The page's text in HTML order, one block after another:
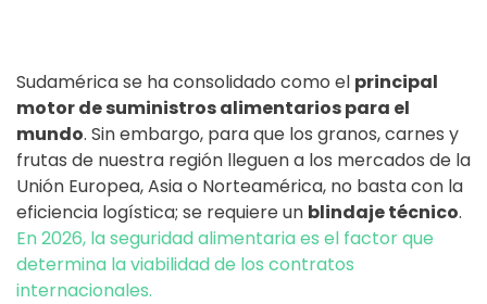
Sudamérica se ha consolidado como el principal
motor de suministros alimentarios para el
mundo. Sin embargo, para que los granos, carnes y
frutas de nuestra región lleguen a los mercados de la
Unión Europea, Asia o Norteamérica, no basta con la
eficiencia logística; se requiere un blindaje técnico.
En 2026, la seguridad alimentaria es el factor que
determina la viabilidad de los contratos
internacionales.